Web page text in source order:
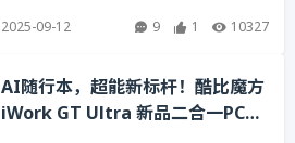
2025-09-12 9 1 10327
AI随行本，超能新标杆！酷比魔方
iWork GT Ultra 新品二合一PC平